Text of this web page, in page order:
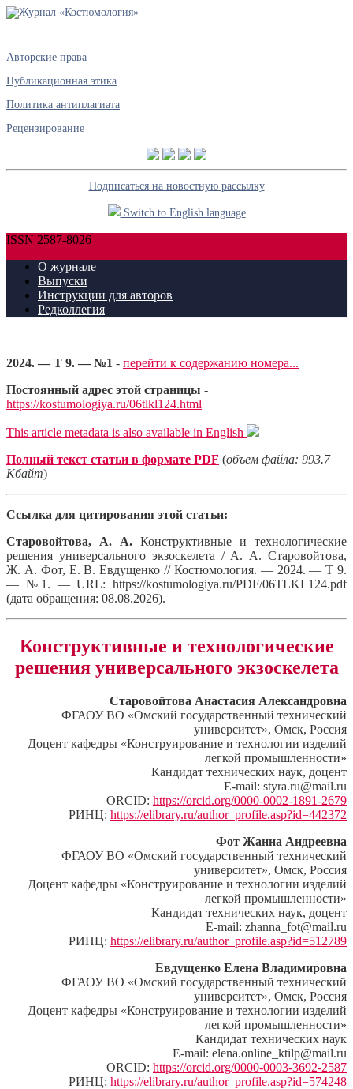
Авторские права
Публикационная этика
Политика антиплагиата
Рецензирование
Подписаться на новостную рассылку
Switch to English language
ISSN 2587-8026
О журнале
Выпуски
Инструкции для авторов
Редколлегия
2024. — Т 9. — №1 - перейти к содержанию номера...
Постоянный адрес этой страницы -
https://kostumologiya.ru/06tlkl124.html
This article metadata is also available in English
Полный текст статьи в формате PDF (объем файла: 993.7
Кбайт)
Ссылка для цитирования этой статьи:
Старовойтова, А. А. Конструктивные и технологические
решения универсального экзоскелета / А. А. Старовойтова,
Ж. А. Фот, Е. В. Евдущенко // Костюмология. — 2024. — Т 9.
— №1. — URL: https://kostumologiya.ru/PDF/06TLKL124.pdf
(дата обращения: 08.08.2026).
Конструктивные и технологические
решения универсального экзоскелета
Старовойтова Анастасия Александровна
ФГАОУ ВО «Омский государственный технический
университет», Омск, Россия
Доцент кафедры «Конструирование и технологии изделий
легкой промышленности»
Кандидат технических наук, доцент
E-mail: styra.ru@mail.ru
ORCID: https://orcid.org/0000-0002-1891-2679
РИНЦ: https://elibrary.ru/author_profile.asp?id=442372
Фот Жанна Андреевна
ФГАОУ ВО «Омский государственный технический
университет», Омск, Россия
Доцент кафедры «Конструирование и технологии изделий
легкой промышленности»
Кандидат технических наук, доцент
E-mail: zhanna_fot@mail.ru
РИНЦ: https://elibrary.ru/author_profile.asp?id=512789
Евдущенко Елена Владимировна
ФГАОУ ВО «Омский государственный технический
университет», Омск, Россия
Доцент кафедры «Конструирование и технологии изделий
легкой промышленности»
Кандидат технических наук
E-mail: elena.online_ktilp@mail.ru
ORCID: https://orcid.org/0000-0003-3692-2587
РИНЦ: https://elibrary.ru/author_profile.asp?id=574248